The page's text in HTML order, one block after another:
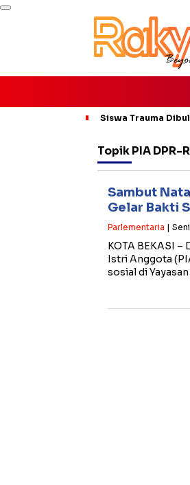
Siswa Trauma
Topik PIA DPR-
Sambut
Gelar Bakti
Parlementaria |
KOTA BEKASI
Istri Anggota
sosial di